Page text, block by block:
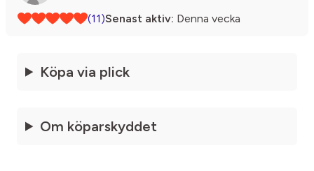
(11)Senast aktiv: Denna vecka
Köpa via plick
Om köparskyddet